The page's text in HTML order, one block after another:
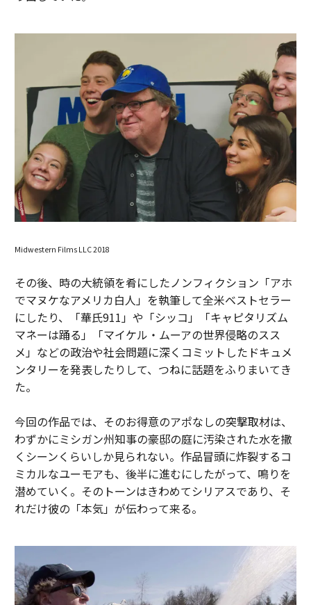
Midwestern Films LLC 2018
その後、時の大統領を肴にしたノンフィクション「アホ
でマヌケなアメリカ白人」を執筆して全米ベストセラー
にしたり、「華氏911」や「シッコ」「キャピタリズム
マネーは踊る」「マイケル・ムーアの世界侵略のスス
メ」などの政治や社会問題に深くコミットしたドキュメ
ンタリーを発表したりして、つねに話題をふりまいてき
た。
今回の作品では、そのお得意のアポなしの突撃取材は、
わずかにミシガン州知事の豪邸の庭に汚染された水を撒
くシーンくらいしか見られない。作品冒頭に炸裂するコ
ミカルなユーモアも、後半に進むにしたがって、鳴りを
潜めていく。そのトーンはきわめてシリアスであり、そ
れだけ彼の「本気」が伝わって来る。